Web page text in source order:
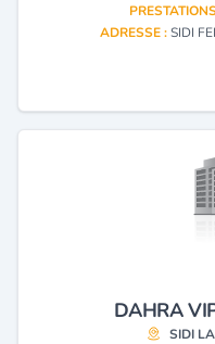
ADRESSE :SIDI
DAHRA
SIDI